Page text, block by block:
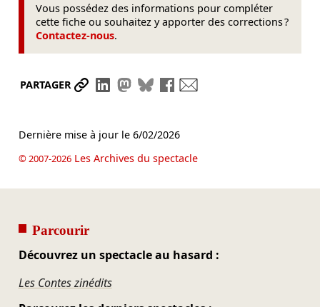
Vous possédez des informations pour compléter
cette fiche ou souhaitez y apporter des corrections ?
Contactez-nous.
PARTAGER Partager le lien
Partager sur LinkedIn
Partager sur Mastodon
Partager sur Bluesky
Partager sur Facebook
Dernière mise à jour le 6/02/2026
© 2007-2026Les Archives du spectacle
Parcourir
Découvrez un spectacle au hasard :
Les Contes zinédits